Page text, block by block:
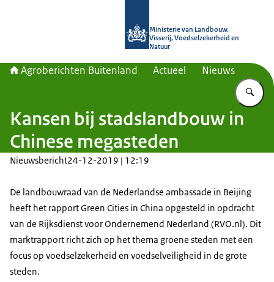
Ministerie van Landbouw,
Visserij, Voedselzekerheid en
Natuur
Agroberichten Buitenland Actueel Nieuws
Kansen bij stadslandbouw in
Chinese megasteden
Nieuwsbericht24-12-2019 | 12:19
De landbouwraad van de Nederlandse ambassade in Beijing
heeft het rapport Green Cities in China opgesteld in opdracht
van de Rijksdienst voor Ondernemend Nederland (RVO.nl). Dit
marktrapport richt zich op het thema groene steden met een
focus op voedselzekerheid en voedselveiligheid in de grote
steden.